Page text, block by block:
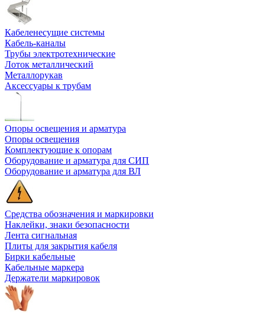
Кабеленесущие системы
Кабель-каналы
Трубы электротехнические
Лоток металлический
Металлорукав
Аксессуары к трубам
Опоры освещения и арматура
Опоры освещения
Комплектующие к опорам
Оборудование и арматура для СИП
Оборудование и арматура для ВЛ
Средства обозначения и маркировки
Наклейки, знаки безопасности
Лента сигнальная
Плиты для закрытия кабеля
Бирки кабельные
Кабельные маркера
Держатели маркировок